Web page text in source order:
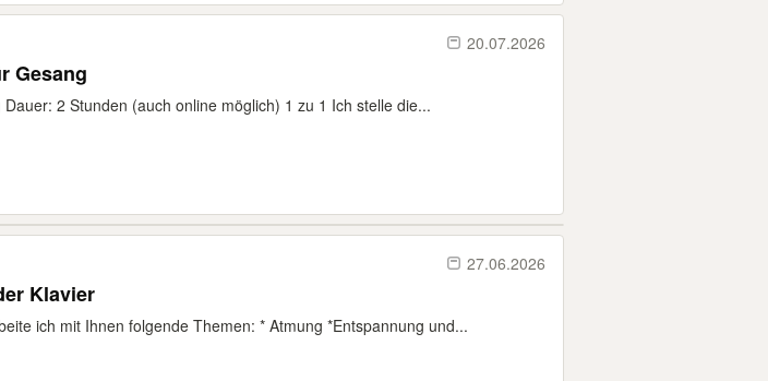
20.07.2026
Gesang
2 Stunden (auch online möglich) 1 zu 1 Ich stelle die...
27.06.2026
Klavier
ich mit Ihnen folgende Themen: * Atmung *Entspannung und...